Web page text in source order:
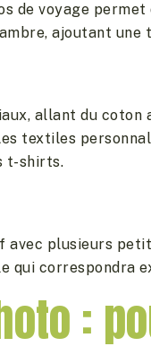
de voyage
ajoutant
allant du
textiles
t-shirts.
plusieurs
correspondra
: